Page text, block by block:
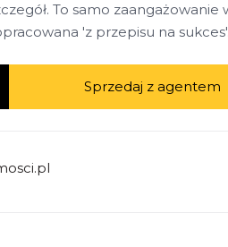
To samo zaangażowanie
'z przepisu na sukces'.
Sprzedaj z agentem